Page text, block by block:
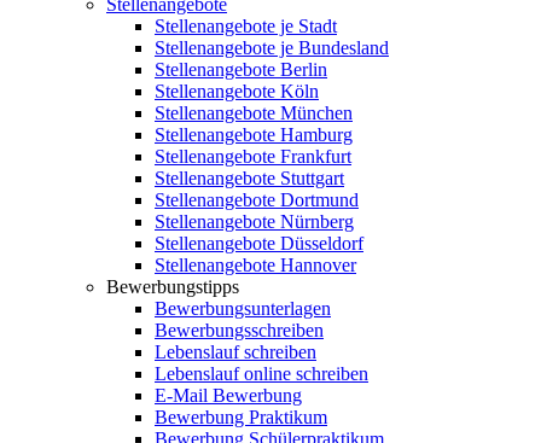
Stellenangebote
Stellenangebote je Stadt
Stellenangebote je Bundesland
Stellenangebote Berlin
Stellenangebote Köln
Stellenangebote München
Stellenangebote Hamburg
Stellenangebote Frankfurt
Stellenangebote Stuttgart
Stellenangebote Dortmund
Stellenangebote Nürnberg
Stellenangebote Düsseldorf
Stellenangebote Hannover
Bewerbungstipps
Bewerbungsunterlagen
Bewerbungsschreiben
Lebenslauf schreiben
Lebenslauf online schreiben
E-Mail Bewerbung
Bewerbung Praktikum
Bewerbung Schülerpraktikum